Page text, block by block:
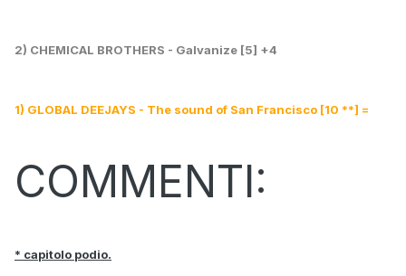
2) CHEMICAL BROTHERS - Galvanize [5] +4
1) GLOBAL DEEJAYS - The sound of San Francisco [10 **] =
COMMENTI:
* capitolo podio.